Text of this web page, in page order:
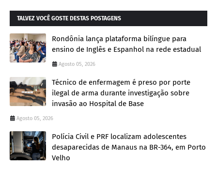
TALVEZ VOCÊ GOSTE DESTAS POSTAGENS
Rondônia lança plataforma bilíngue para
ensino de Inglês e Espanhol na rede estadual
Agosto 05, 2026
Técnico de enfermagem é preso por porte
ilegal de arma durante investigação sobre
invasão ao Hospital de Base
Agosto 05, 2026
Polícia Civil e PRF localizam adolescentes
desaparecidas de Manaus na BR-364, em Porto
Velho